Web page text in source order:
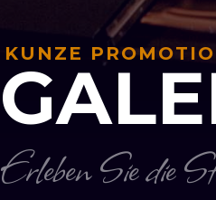
KUNZE
Erleben Sie die